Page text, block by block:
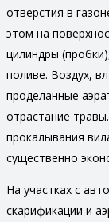
отверстия в
этом на
цилиндры
поливе. Воздух,
проделанные
отрастание
прокалывания
существенно
На участках с
скарификации и